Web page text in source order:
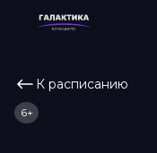
К расписанию
6+